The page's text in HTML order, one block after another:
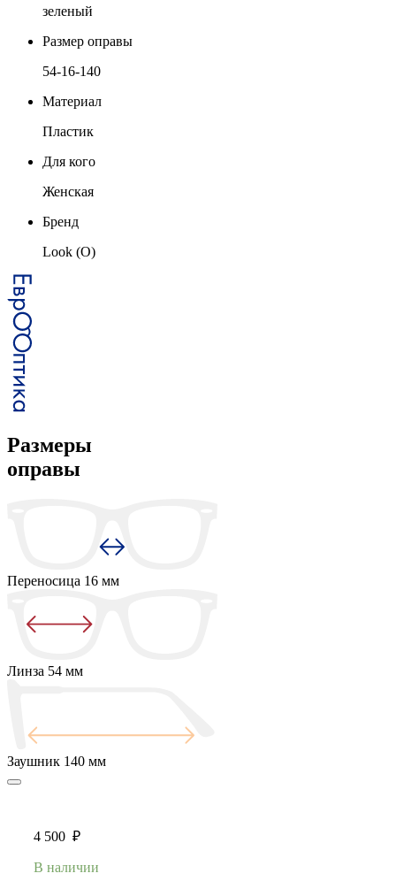
зеленый
Размер оправы
54-16-140
Материал
Пластик
Для кого
Женская
Бренд
Look (O)
Размеры
оправы
Переносица 16 мм
Линза 54 мм
Заушник 140 мм
4 500 ₽
В наличии